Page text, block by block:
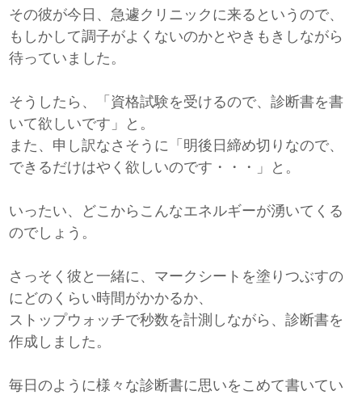
その彼が今日、急遽クリニックに来るというので、
もしかして調子がよくないのかとやきもきしながら
待っていました。
そうしたら、「資格試験を受けるので、診断書を書
いて欲しいです」と。
また、申し訳なさそうに「明後日締め切りなので、
できるだけはやく欲しいのです・・・」と。
いったい、どこからこんなエネルギーが湧いてくる
のでしょう。
さっそく彼と一緒に、マークシートを塗りつぶすの
にどのくらい時間がかかるか、
ストップウォッチで秒数を計測しながら、診断書を
作成しました。
毎日のように様々な診断書に思いをこめて書いてい